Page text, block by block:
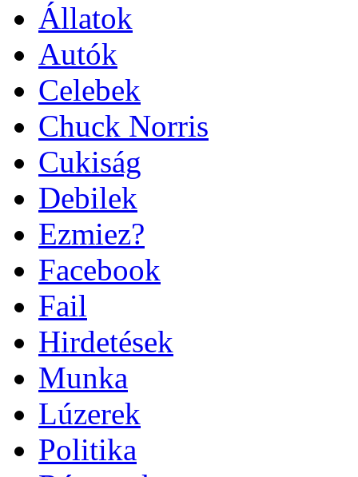
Állatok
Autók
Celebek
Chuck Norris
Cukiság
Debilek
Ezmiez?
Facebook
Fail
Hirdetések
Munka
Lúzerek
Politika